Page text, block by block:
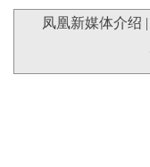
凤凰新媒体介绍 |